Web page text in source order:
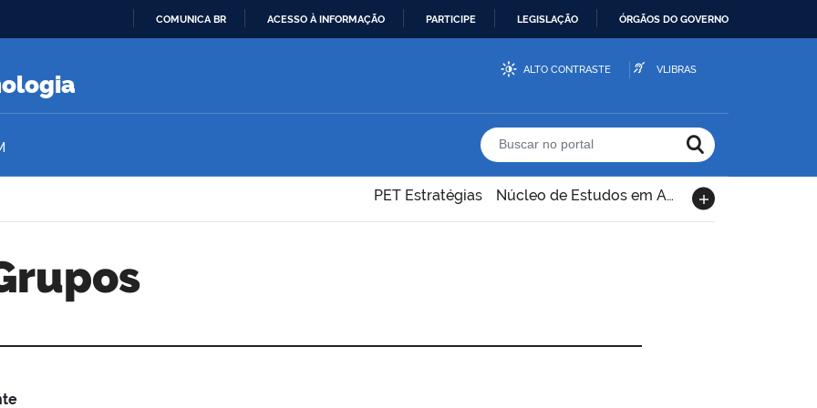
CONTEÚDO
COMUNICA BR ACESSO À INFORMAÇÃO PARTICIPE LEGISLAÇÃO ÓRGÃOS DO GOVERNO
ALTO CONTRASTE VLIBRAS
Buscar no portal
PET Estratégias Núcleo de Estudos em Análise Sensorial de Alimentos – Senseat